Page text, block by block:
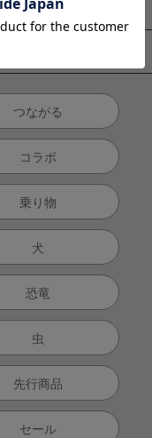
つながる
コラボ
乗り物
犬
恐竜
虫
先行商品
セール